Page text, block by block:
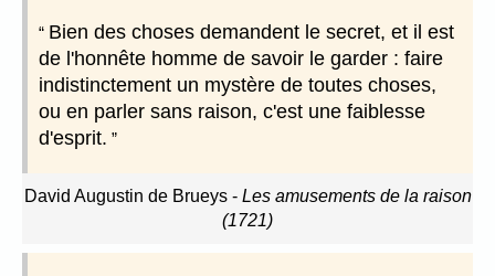
Bien des choses demandent le secret, et il est
de l'honnête homme de savoir le garder : faire
indistinctement un mystère de toutes choses,
ou en parler sans raison, c'est une faiblesse
d'esprit.
David Augustin de Brueys- Les amusements de la raison
(1721)